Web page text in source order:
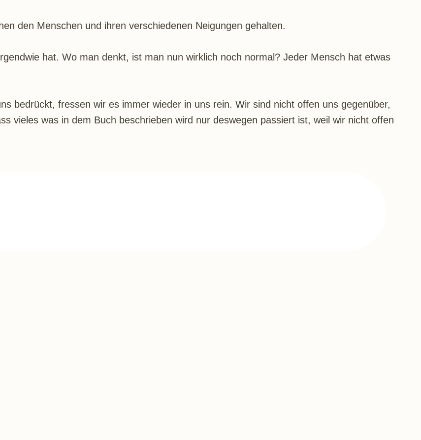
den Menschen und ihren verschiedenen Neigungen gehalten.
hat. Wo man denkt, ist man nun wirklich noch normal? Jeder Mensch hat etwas
bedrückt, fressen wir es immer wieder in uns rein. Wir sind nicht offen uns gegenüber,
vieles was in dem Buch beschrieben wird nur deswegen passiert ist, weil wir nicht offen